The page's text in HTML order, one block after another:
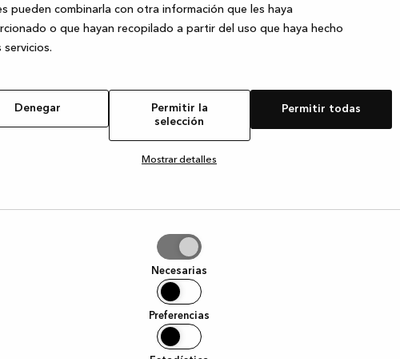
pueden combinarla con otra información que les haya
o que hayan recopilado a partir del uso que haya hecho
servicios.
Denegar
Permitir la
selección
Permitir todas
Mostrar detalles
Necesarias
Preferencias
has occurred (see the browser